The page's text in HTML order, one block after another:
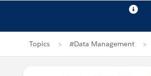
Topics #Data Management